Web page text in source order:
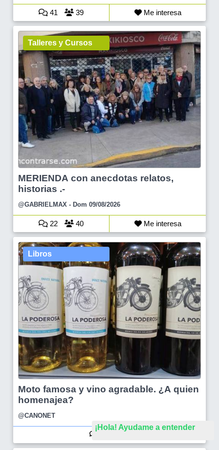
¡Hola! Ayudame a entender
41 39 Me interesa
Talleres y Cursos
MERIENDA con anecdotas relatos,
historias .-
@GABRIELMAX - Dom 09/08/2026
22 40 Me interesa
Libros
Moto famosa y vino agradable. ¿A quien
homenajea?
@CANONET